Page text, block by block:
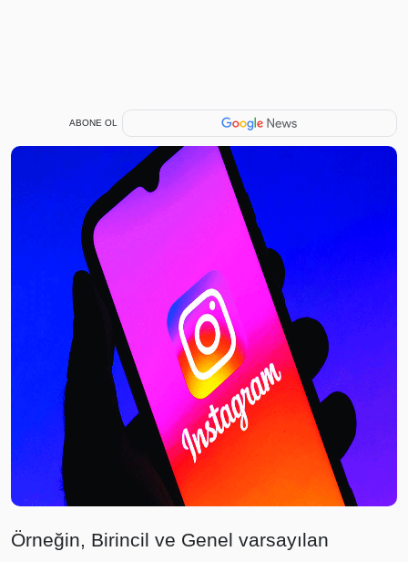
ABONE OL
Örneğin, Birincil ve Genel varsayılan